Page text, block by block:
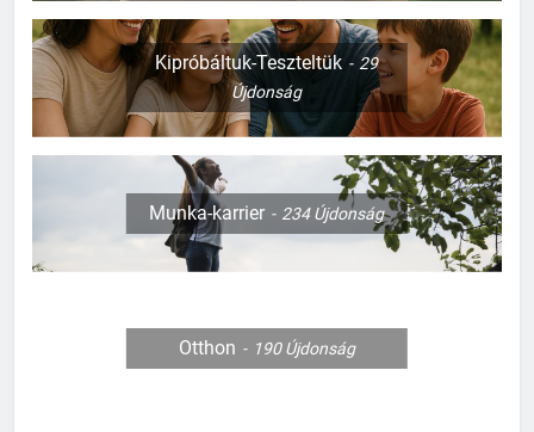
Kipróbáltuk-Teszteltük
29
Újdonság
Munka-karrier 234Újdonság
Otthon 190Újdonság